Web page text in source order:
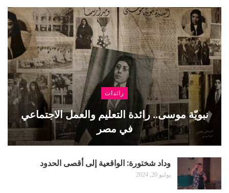
رائدات
نبويّة موسى.. رائدة التعليم والعمل الاجتماعي
في مصر
وداد شختورة: الواقعية إلى أقصى الحدود
يوليو 20, 2024